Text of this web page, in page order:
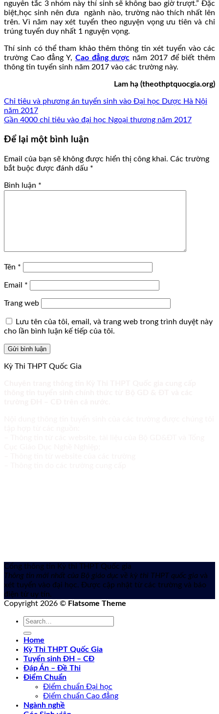
nguyên tắc 3 nhóm này thí sinh sẽ không bao giờ trượt.” Đặc
biệt,học sinh nên đưa ngành nào, trường nào thích nhất lên
trên. Vì năm nay xét tuyển theo nguyện vọng ưu tiên và chỉ
trúng tuyển duy nhất 1 nguyện vọng.
Thí sinh có thể tham khảo thêm thông tin xét tuyển vào các
trường Cao đẳng Y, Cao đẳng dược năm 2017 để biết thêm
thông tin tuyển sinh năm 2017 vào các trường này.
Lam hạ (theothptquocgia.org)
Chỉ tiêu và phương án tuyển sinh vào Đại học Dược Hà Nội
năm 2017
Gần 4000 chỉ tiêu vào đại học Ngoại thương năm 2017
Để lại một bình luận
Email của bạn sẽ không được hiển thị công khai. Các trường
bắt buộc được đánh dấu *
Bình luận *
Tên *
Email *
Trang web
Lưu tên của tôi, email, và trang web trong trình duyệt này
cho lần bình luận kế tiếp của tôi.
Kỳ Thi THPT Quốc Gia
Cổng thông tin Kỳ thi THPT Quốc gia
Thông tin mới nhất của Bộ giáo dục về kỳ thi THPT quốc gia và
xét tuyển vào đại học. Được cập nhật từ các trường và báo
điện tử uy tín.
Copyright 2026 © Flatsome Theme
Home
Kỳ Thi THPT Quốc Gia
Tuyển sinh ĐH – CĐ
Đáp Án – Đề Thi
Điểm Chuẩn
Điểm chuẩn Đại học
Điểm chuẩn Cao đẳng
Ngành nghề